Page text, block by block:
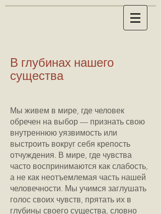
В глубинах нашего
существа
Мы живем в мире, где человек
обречен на выбор — признать свою
внутреннюю уязвимость или
выстроить вокруг себя крепость
отчуждения. В мире, где чувства
часто воспринимаются как слабость,
а не как неотъемлемая часть нашей
человечности. Мы учимся заглушать
голос своих чувств, прятать их в
глубины своего существа, словно